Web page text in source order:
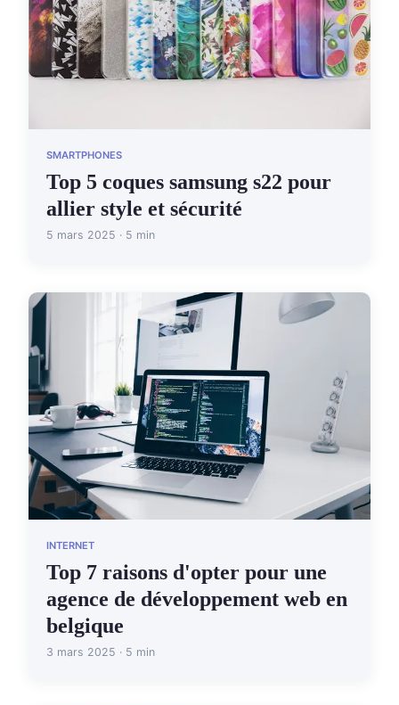
SMARTPHONES
Top 5 coques samsung s22 pour
allier style et sécurité
5 mars 2025 · 5 min
INTERNET
Top 7 raisons d'opter pour une
agence de développement web en
belgique
3 mars 2025 · 5 min